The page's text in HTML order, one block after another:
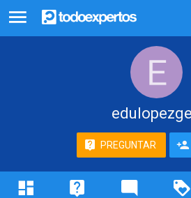
PREGUNTAR